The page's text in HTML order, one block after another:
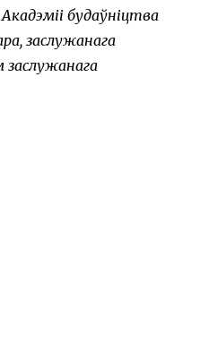
будаўніцтва
заслужанага
заслужанага